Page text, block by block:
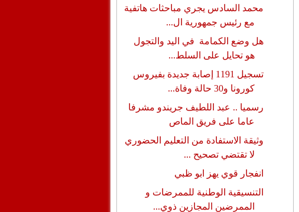
محمد السادس يجري مباحثات هاتفية
مع رئيس جمهورية ال...
هل وضع الكمامة في اليد والتجول
هو تحايل على السلط...
تسجيل 1191 إصابة جديدة بفيروس
كورونا و30 حالة وفاة...
رسميا .. عبد اللطيف جريندو مشرفا
عاما على فريق الماص
وثيقة الاستفادة من التعليم الحضوري
لا تقتضي تصحيح ...
انفجار قوي يهز ابو ظبي
التنسيقية الوطنية للممرضات و
الممرضين المجازين ذوي...